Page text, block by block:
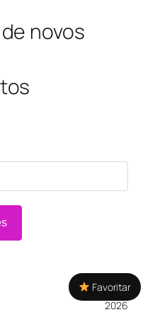
novos
2026
Favoritar